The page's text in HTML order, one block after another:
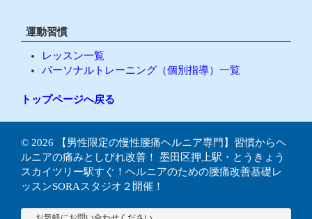
運動習慣
レッスン一覧
パーソナルトレーニング（個別指導）一覧
トップページへ戻る
© 2026
【男性限定の慢性腰痛ヘルニア専門】習慣からヘ
ルニアの痛みとしびれ改善！ 墨田区押上駅・とうきょう
スカイツリー駅すぐ！ヘルニアのための腰痛改善基礎レ
ッスンSORAスタジオ２開催！